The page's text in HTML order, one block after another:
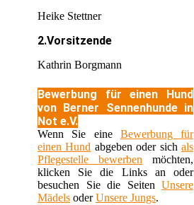
Heike Stettner
2.Vorsitzende
Kathrin Borgmann
Bewerbung für einen Hund
von Berner Sennenhunde in
Not e.V.
Wenn Sie eine Bewerbung für
einen Hund abgeben oder sichals
Pflegestelle bewerben möchten,
klicken Sie die Links an oder
besuchen Sie die Seiten Unsere
Mädels oderUnsere Jungs.